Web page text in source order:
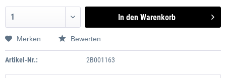
In den Warenkorb
Merken Bewerten
Artikel-Nr.: 2B001163